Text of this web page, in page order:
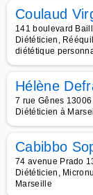
Coulaud
141 boulevard
Diététicien,
diététique
Hélène
7 rue Gênes
Diététicien à
Cabibbo
74 avenue Prado
Diététicien,
Marseille